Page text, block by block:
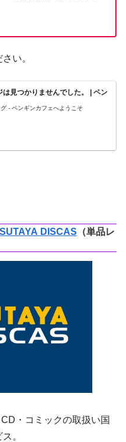
い。
は見つかりませんでした。 | ペン
- ペンギンカフェへようこそ
DISCAS （単品レ
・コミックの取扱い国
。